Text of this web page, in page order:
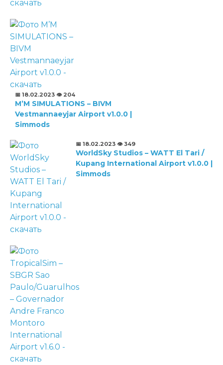
📅 18.02.2023 👁️ 204
M’M SIMULATIONS – BIVM
Vestmannaeyjar Airport v1.0.0 |
Simmods
📅 18.02.2023 👁️ 349
WorldSky Studios – WATT El Tari /
Kupang International Airport v1.0.0 |
Simmods